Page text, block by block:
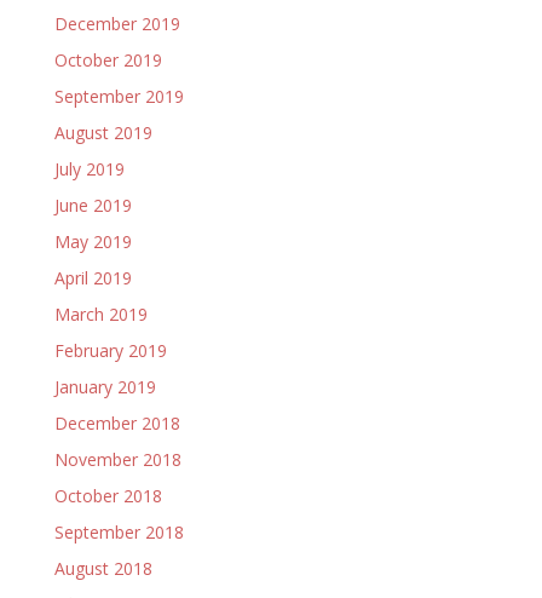
December 2019
October 2019
September 2019
August 2019
July 2019
June 2019
May 2019
April 2019
March 2019
February 2019
January 2019
December 2018
November 2018
October 2018
September 2018
August 2018